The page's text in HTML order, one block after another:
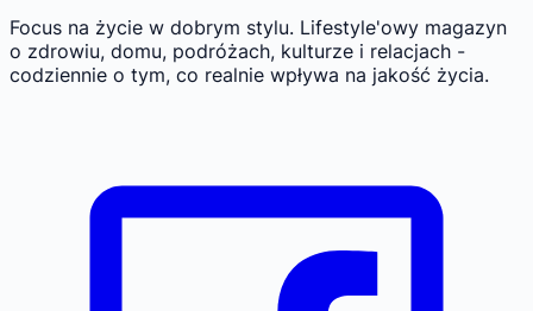
Focus na życie w dobrym stylu. Lifestyle'owy magazyn
o zdrowiu, domu, podróżach, kulturze i relacjach -
codziennie o tym, co realnie wpływa na jakość życia.